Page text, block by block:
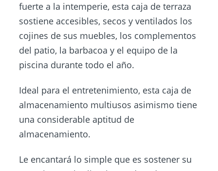
fuerte a la intemperie, esta caja de terraza
sostiene accesibles, secos y ventilados los
cojines de sus muebles, los complementos
del patio, la barbacoa y el equipo de la
piscina durante todo el año.
Ideal para el entretenimiento, esta caja de
almacenamiento multiusos asimismo tiene
una considerable aptitud de
almacenamiento.
Le encantará lo simple que es sostener su